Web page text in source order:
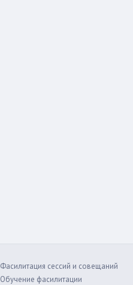
Фасилитация сессий и совещаний
Обучение фасилитации